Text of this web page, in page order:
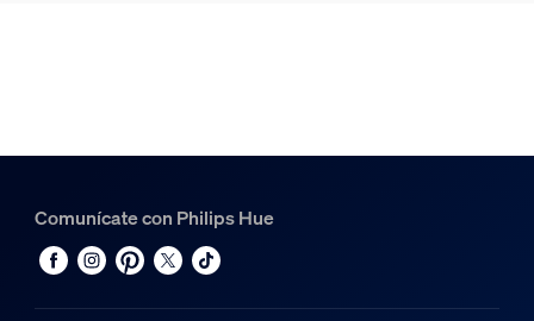
Comunícate con Philips Hue